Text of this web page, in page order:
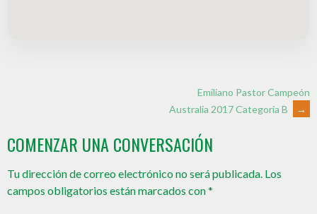
Emiliano Pastor Campeón
Australia 2017 Categoría B
→
COMENZAR UNA CONVERSACIÓN
Tu dirección de correo electrónico no será publicada. Los
campos obligatorios están marcados con*